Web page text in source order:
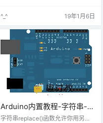
^_^ 19年1月6日
Arduino内置教程-字符串-字
符串替换
字符串replace()函数允许你用另一